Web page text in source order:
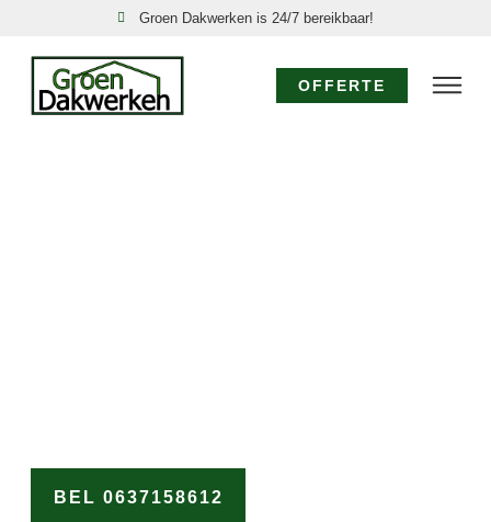
Groen Dakwerken is 24/7 bereikbaar!
OFFERTE
BEL 0637158612